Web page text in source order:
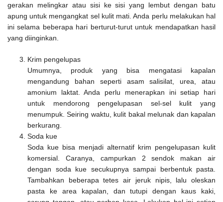
gerakan melingkar atau sisi ke sisi yang lembut dengan batu
apung untuk mengangkat sel kulit mati. Anda perlu melakukan hal
ini selama beberapa hari berturut-turut untuk mendapatkan hasil
yang diinginkan.
Krim pengelupas
Umumnya, produk yang bisa mengatasi kapalan
mengandung bahan seperti asam salisilat, urea, atau
amonium laktat. Anda perlu menerapkan ini setiap hari
untuk mendorong pengelupasan sel-sel kulit yang
menumpuk. Seiring waktu, kulit bakal melunak dan kapalan
berkurang.
Soda kue
Soda kue bisa menjadi alternatif krim pengelupasan kulit
komersial. Caranya, campurkan 2 sendok makan air
dengan soda kue secukupnya sampai berbentuk pasta.
Tambahkan beberapa tetes air jeruk nipis, lalu oleskan
pasta ke area kapalan, dan tutupi dengan kaus kaki,